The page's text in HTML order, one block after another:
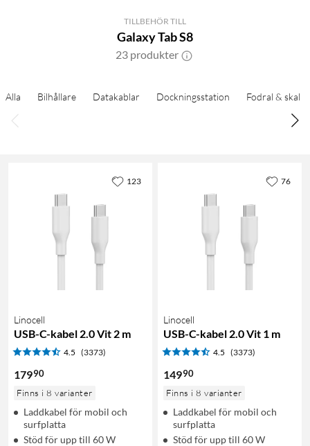
TILLBEHÖR TILL
Galaxy Tab S8
23 produkter
Alla Bilhållare Datakablar Dockningsstation Fodral & skal
Linocell
USB-C-kabel 2.0 Vit 2 m
4.5 (3373)
17990
Finns i 8 varianter
Laddkabel för mobil och
surfplatta
Stöd för upp till 60 W
123
Linocell
USB-C-kabel 2.0 Vit 1 m
4.5 (3373)
14990
Finns i 8 varianter
Laddkabel för mobil och
surfplatta
Stöd för upp till 60 W
76